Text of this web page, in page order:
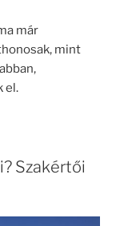
már
mint
el.
Szakértői